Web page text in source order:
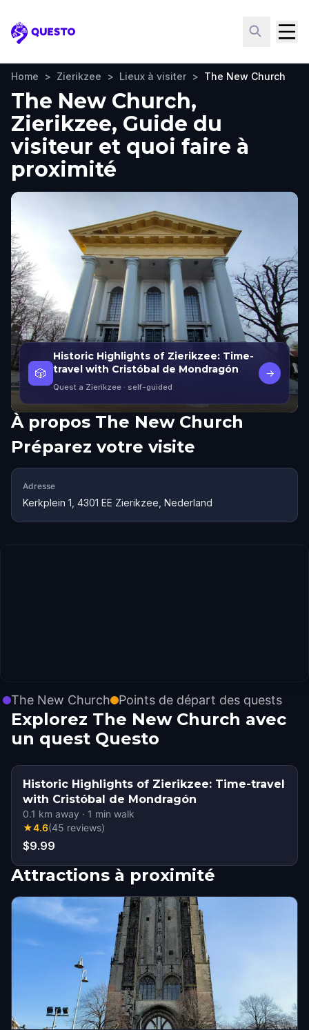
Questo
Home > Zierikzee > Lieux à visiter > The New Church
The New Church,
Zierikzee, Guide du
visiteur et quoi faire à
proximité
🎲
Historic Highlights of Zierikzee: Time-
travel with Cristóbal de Mondragón
Quest a Zierikzee · self-guided
→
À propos The New Church
Préparez votre visite
Adresse
Kerkplein 1, 4301 EE Zierikzee, Nederland
The New Church Points de départ des quests
Explorez The New Church avec
un quest Questo
Historic Highlights of Zierikzee: Time-travel
with Cristóbal de Mondragón
0.1 km away · 1 min walk
★4.6(45 reviews)
$9.99
Attractions à proximité